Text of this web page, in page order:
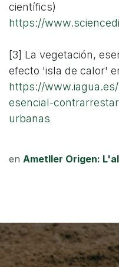
científics)
https://
[3] La vegetación,
efecto 'isla de calor'
https://
esencial-
urbanas
en Ametller Origen: